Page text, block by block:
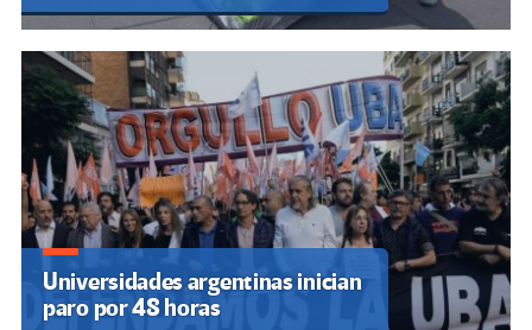
Universidades argentinas inician
paro por 48 horas